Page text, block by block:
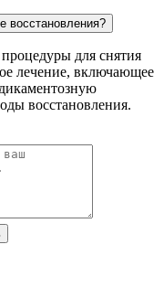
восстановления?
для снятия
лечение, включающее
восстановления.